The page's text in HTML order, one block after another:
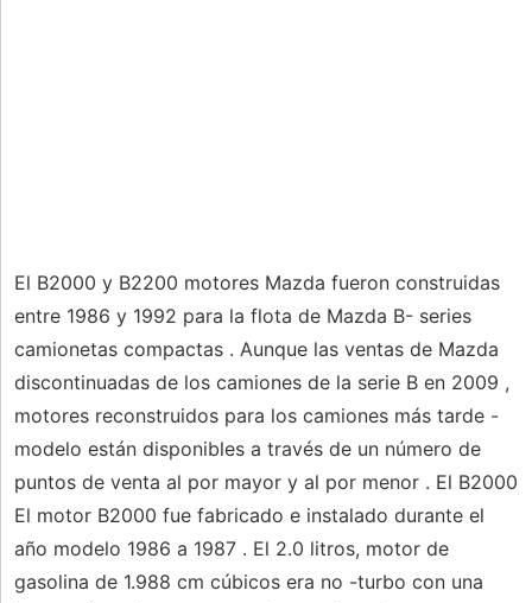
El B2000 y B2200 motores Mazda fueron construidas
entre 1986 y 1992 para la flota de Mazda B- series
camionetas compactas . Aunque las ventas de Mazda
discontinuadas de los camiones de la serie B en 2009 ,
motores reconstruidos para los camiones más tarde -
modelo están disponibles a través de un número de
puntos de venta al por mayor y al por menor . El B2000
El motor B2000 fue fabricado e instalado durante el
año modelo 1986 a 1987 . El 2.0 litros, motor de
gasolina de 1.988 cm cúbicos era no -turbo con una